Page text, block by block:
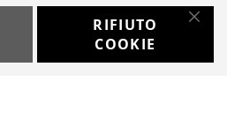
Developed with
by
DF Solution
RIFIUTO
COOKIE